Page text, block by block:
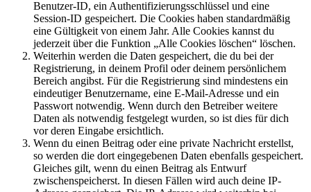
Benutzer-ID, ein Authentifizierungsschlüssel und eine
Session-ID gespeichert. Die Cookies haben standardmäßig
eine Gültigkeit von einem Jahr. Alle Cookies kannst du
jederzeit über die Funktion „Alle Cookies löschen“ löschen.
Weiterhin werden die Daten gespeichert, die du bei der
Registrierung, in deinem Profil oder deinem persönlichem
Bereich angibst. Für die Registrierung sind mindestens ein
eindeutiger Benutzername, eine E-Mail-Adresse und ein
Passwort notwendig. Wenn durch den Betreiber weitere
Daten als notwendig festgelegt wurden, so ist dies für dich
vor deren Eingabe ersichtlich.
Wenn du einen Beitrag oder eine private Nachricht erstellst,
so werden die dort eingegebenen Daten ebenfalls gespeichert.
Gleiches gilt, wenn du einen Beitrag als Entwurf
zwischenspeicherst. In diesen Fällen wird auch deine IP-